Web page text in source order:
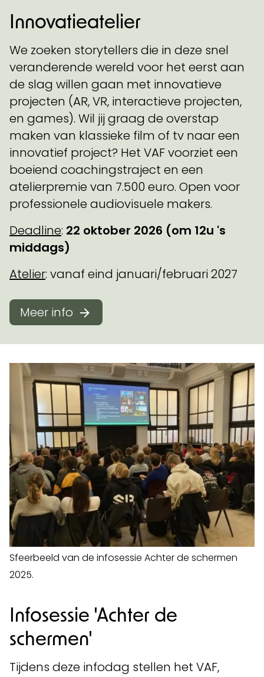
Innovatieatelier
We zoeken storytellers die in deze snel
veranderende wereld voor het eerst aan
de slag willen gaan met innovatieve
projecten (AR, VR, interactieve projecten,
en games). Wil jij graag de overstap
maken van klassieke film of tv naar een
innovatief project? Het VAF voorziet een
boeiend coachingstraject en een
atelierpremie van 7.500 euro. Open voor
professionele audiovisuele makers.
Deadline: 22 oktober 2026 (om 12u 's
middags)
Atelier: vanaf eind januari/februari 2027
Meer info
Sfeerbeeld van de infosessie Achter de schermen
2025.
Infosessie 'Achter de
schermen'
Tijdens deze infodag stellen het VAF,